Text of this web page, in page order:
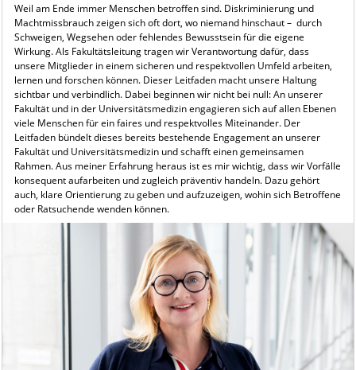
Weil am Ende immer Menschen betroffen sind. Diskriminierung und
Machtmissbrauch zeigen sich oft dort, wo niemand hinschaut – durch
Schweigen, Wegsehen oder fehlendes Bewusstsein für die eigene
Wirkung. Als Fakultätsleitung tragen wir Verantwortung dafür, dass
unsere Mitglieder in einem sicheren und respektvollen Umfeld arbeiten,
lernen und forschen können. Dieser Leitfaden macht unsere Haltung
sichtbar und verbindlich. Dabei beginnen wir nicht bei null: An unserer
Fakultät und in der Universitätsmedizin engagieren sich auf allen Ebenen
viele Menschen für ein faires und respektvolles Miteinander. Der
Leitfaden bündelt dieses bereits bestehende Engagement an unserer
Fakultät und Universitätsmedizin und schafft einen gemeinsamen
Rahmen. Aus meiner Erfahrung heraus ist es mir wichtig, dass wir Vorfälle
konsequent aufarbeiten und zugleich präventiv handeln. Dazu gehört
auch, klare Orientierung zu geben und aufzuzeigen, wohin sich Betroffene
oder Ratsuchende wenden können.